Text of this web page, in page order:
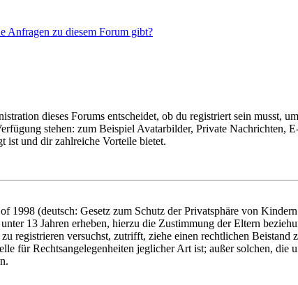
Anfragen zu diesem Forum gibt?
dieses Forums entscheidet, ob du registriert sein musst,
stehen: zum Beispiel Avatarbilder, Private Nachrichten,
ist und dir zahlreiche Vorteile bietet.
1998 (deutsch: Gesetz zum Schutz der Privatsphäre von
13 Jahren erheben, hierzu die Zustimmung der Eltern
registrieren versuchst, zutrifft, ziehe einen rechtlichen
für Rechtsangelegenheiten jeglicher Art ist; außer solchen,